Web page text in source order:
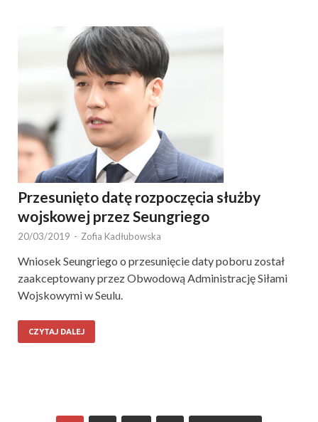
Przesunięto datę rozpoczęcia służby
wojskowej przez Seungriego
20/03/2019 - Zofia Kadłubowska
Wniosek Seungriego o przesunięcie daty poboru został
zaakceptowany przez Obwodową Administrację Siłami
Wojskowymi w Seulu.
CZYTAJ DALEJ